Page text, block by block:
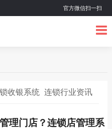
官方微信扫一扫
收银系统 连锁行业资讯
理门店？连锁店管理系